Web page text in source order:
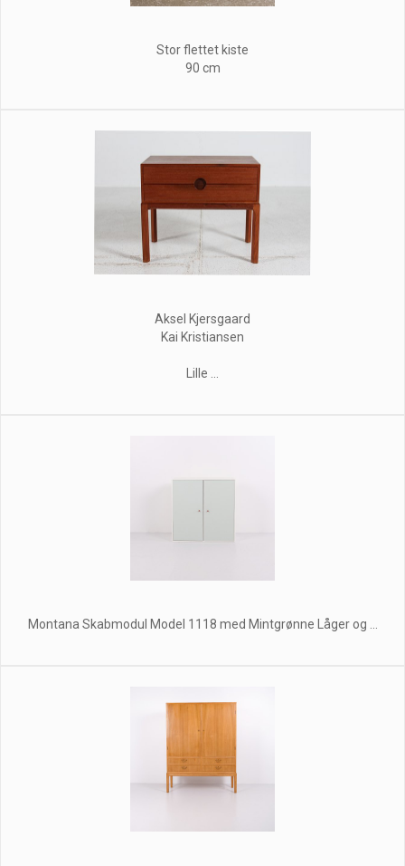
Stor flettet kiste
90 cm
Aksel Kjersgaard
Kai Kristiansen
Lille ...
Montana Skabmodul Model 1118 med Mintgrønne Låger og ...